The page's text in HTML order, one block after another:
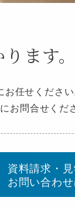
ます。
任せください
お問合せくだ
資料請求・
お問い合わ